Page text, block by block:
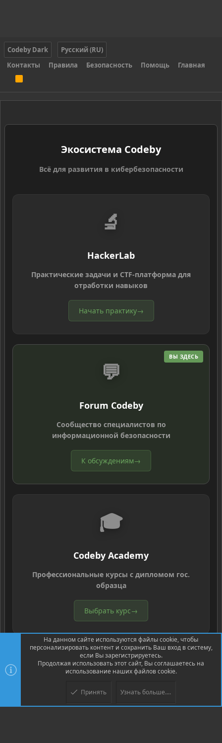
Codeby Dark
Русский (RU)
Контакты
Правила Безопасность Помощь Главная
S
Экосистема Codeby
Всё для развития в кибербезопасности
🔬
HackerLab
Практические задачи и CTF-платформа для
отработки навыков
Начать практику→
ВЫ ЗДЕСЬ
💬
Forum Codeby
Сообщество специалистов по
информационной безопасности
К обсуждениям→
🎓
Codeby Academy
Профессиональные курсы с дипломом гос.
образца
Выбрать курс→
Community platform by XenForo ® © 2010-2026 XenForo Ltd.
© Jason Axelrod of 8WAYRUN
На данном сайте используются файлы cookie, чтобы
персонализировать контент и сохранить Ваш вход в систему,
если Вы зарегистрируетесь.
Продолжая использовать этот сайт, Вы соглашаетесь на
использование наших файлов cookie.
Принять Узнать больше....